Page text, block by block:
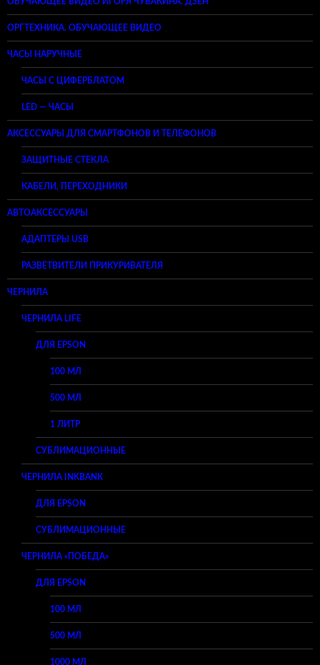
ОРГТЕХНИКА. ОБУЧАЮЩЕЕ ВИДЕО
ЧАСЫ НАРУЧНЫЕ
ЧАСЫ С ЦИФЕРБЛАТОМ
LED — ЧАСЫ
АКСЕССУАРЫ ДЛЯ СМАРТФОНОВ И ТЕЛЕФОНОВ
ЗАЩИТНЫЕ СТЕКЛА
КАБЕЛИ, ПЕРЕХОДНИКИ
АВТОАКСЕССУАРЫ
АДАПТЕРЫ USB
РАЗВЕТВИТЕЛИ ПРИКУРИВАТЕЛЯ
ЧЕРНИЛА
ЧЕРНИЛА LIFE
ДЛЯ EPSON
100 МЛ
500 МЛ
1 ЛИТР
СУБЛИМАЦИОННЫЕ
ЧЕРНИЛА INKBANK
ДЛЯ EPSON
СУБЛИМАЦИОННЫЕ
ЧЕРНИЛА «ПОБЕДА»
ДЛЯ EPSON
100 МЛ
500 МЛ
1000 МЛ